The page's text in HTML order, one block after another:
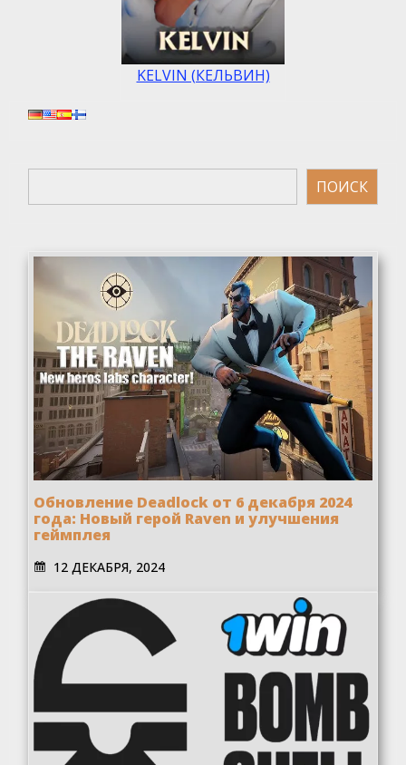
KELVIN (КЕЛЬВИН)
Поиск
ПОИСК
Обновление Deadlock от 6 декабря 2024
года: Новый герой Raven и улучшения
геймплея
12 ДЕКАБРЯ, 2024